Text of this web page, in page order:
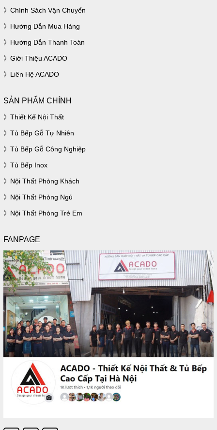
Chính Sách Vận Chuyển
Hướng Dẫn Mua Hàng
Hướng Dẫn Thanh Toán
Giới Thiệu ACADO
Liên Hệ ACADO
SẢN PHẨM CHÍNH
Thiết Kế Nội Thất
Tủ Bếp Gỗ Tự Nhiên
Tủ Bếp Gỗ Công Nghiệp
Tủ Bếp Inox
Nội Thất Phòng Khách
Nội Thất Phòng Ngủ
Nội Thất Phòng Trẻ Em
FANPAGE